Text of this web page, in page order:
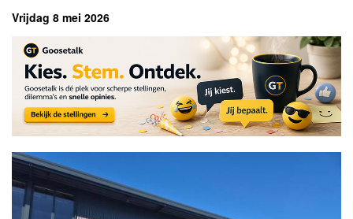
Vrijdag 8 mei 2026